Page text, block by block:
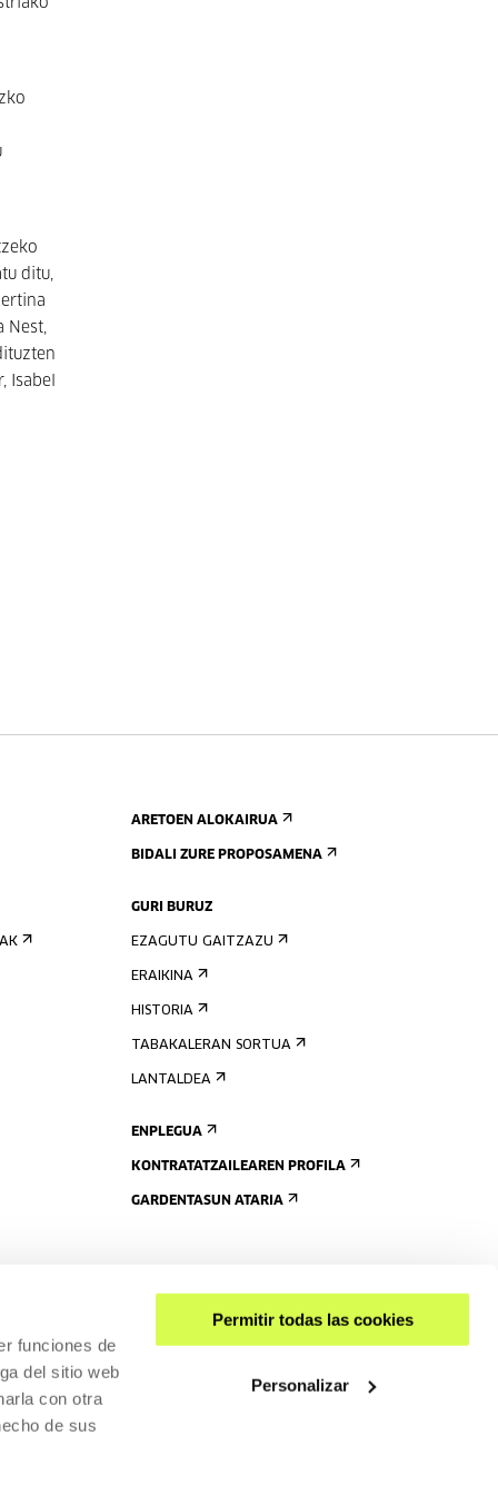
funciones de
del sitio web
con otra
de sus
Permitir todas las cookies
Personalizar
ditu,
Nest,
Isabel
ARETOEN ALOKAIRUA
BIDALI ZURE PROPOSAMENA
GURI BURUZ
EZAGUTU GAITZAZU
ERAIKINA
HISTORIA
TABAKALERAN SORTUA
LANTALDEA
ENPLEGUA
KONTRATATZAILEAREN PROFILA
GARDENTASUN ATARIA